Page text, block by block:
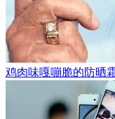
鸡肉味嘎嘣脆的防晒